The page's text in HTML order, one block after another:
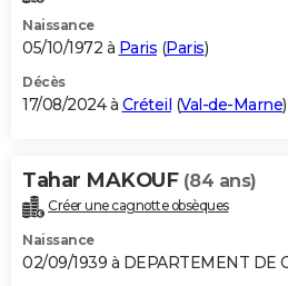
Naissance
05/10/1972 à Paris (Paris)
Décès
17/08/2024 à Créteil (Val-de-Marne)
Tahar MAKOUF (84 ans)
Créer une cagnotte obsèques
Naissance
02/09/1939 à DEPARTEMENT DE